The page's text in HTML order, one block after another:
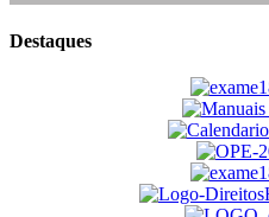
Destaques